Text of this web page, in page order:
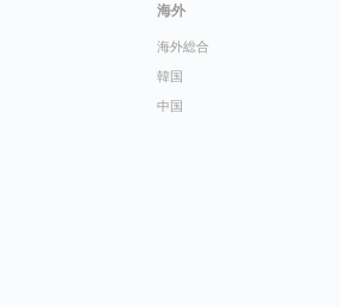
海外
海外総合
韓国
中国